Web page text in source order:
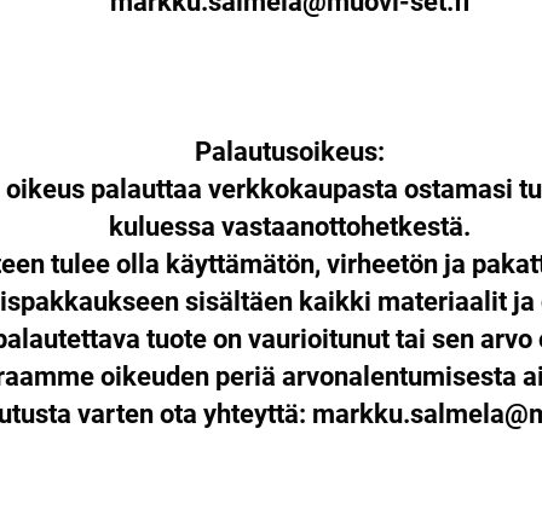
Palautusoikeus:
palauttaa verkkokaupasta ostamasi
kuluessa vastaanottohetkestä.
tulee olla käyttämätön, virheetön ja
sisältäen kaikki materiaalit ja
tuote on vaurioitunut tai sen arvo
oikeuden periä arvonalentumisesta
varten ota yhteyttä: